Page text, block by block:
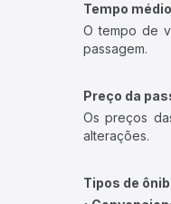
Tempo
O tempo de
passagem.
Preço da
Os preços
alterações.
Tipos de